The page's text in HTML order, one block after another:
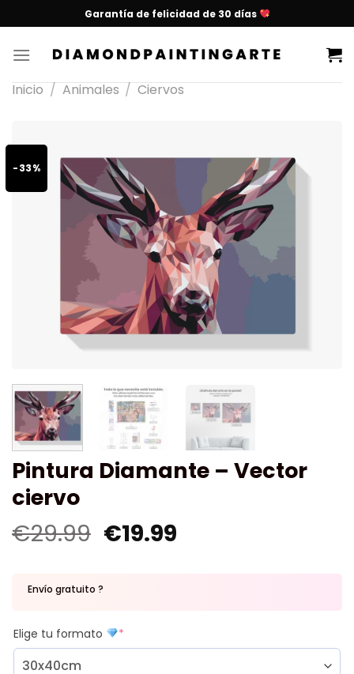
Garantía de felicidad de 30 días
Inicio / Animales / Ciervos
-33%
Pintura Diamante – Vector
ciervo
€29.99 €19.99
Envío gratuito ?
Elige tu formato *